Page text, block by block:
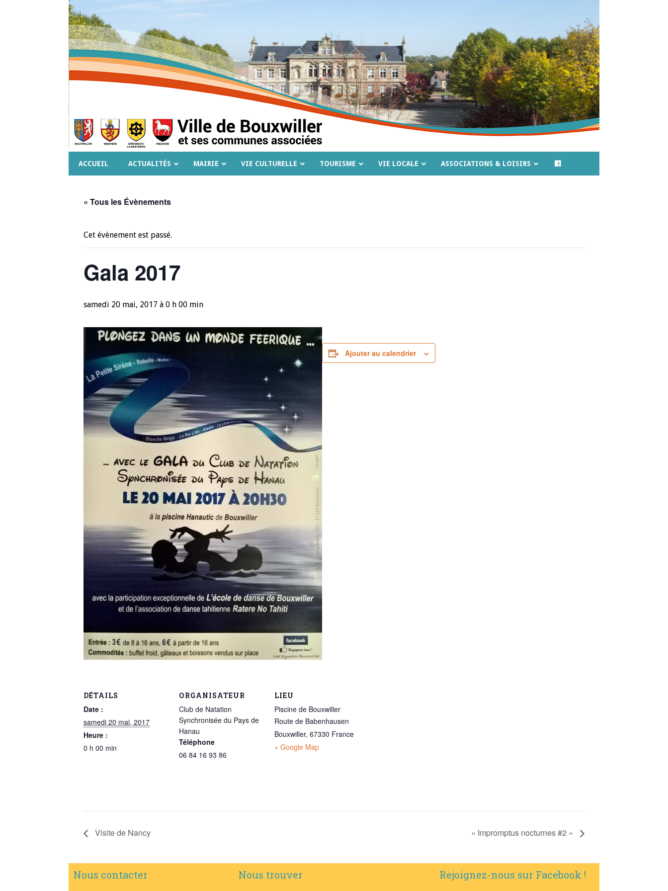
ACCUEIL ACTUALITÉS MAIRIE VIE CULTURELLE TOURISME VIE LOCALE ASSOCIATIONS & LOISIRS
« Tous les Évènements
Cet évènement est passé.
Gala 2017
samedi 20 mai, 2017 à 0 h 00 min
Ajouter au calendrier
DÉTAILS
Date :
samedi 20 mai, 2017
Heure :
0 h 00 min
ORGANISATEUR
Club de Natation
Synchronisée du Pays de
Hanau
Téléphone
06 84 16 93 86
LIEU
Piscine de Bouxwiller
Route de Babenhausen
Bouxwiller, 67330 France
+ Google Map
Visite de Nancy « Impromptus nocturnes #2 »
Nous contacter Nous trouver Rejoignez-nous sur Facebook !